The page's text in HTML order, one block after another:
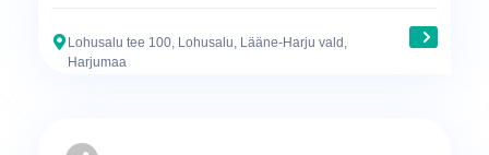
Lohusalu tee 100, Lohusalu, Lääne-Harju vald,
Harjumaa